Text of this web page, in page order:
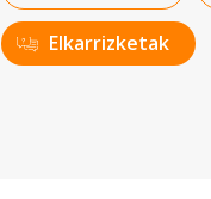
Elkarrizketak